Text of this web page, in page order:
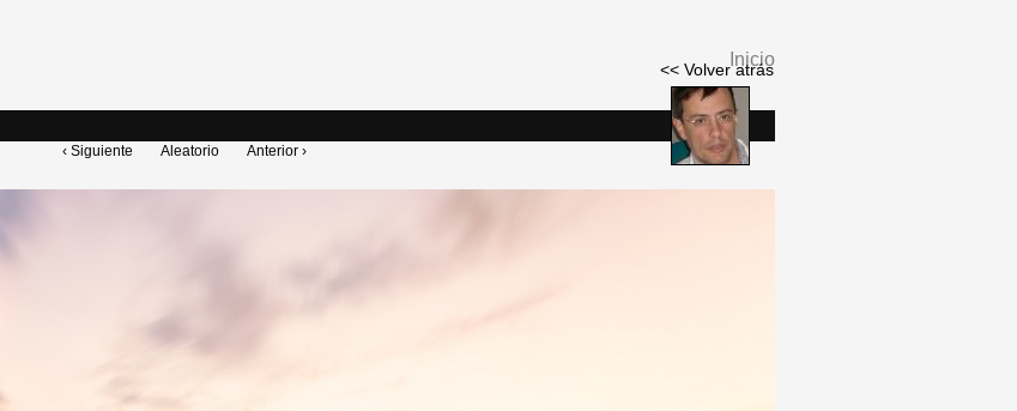
Se encuentra usted
aquí
Inicio
<< Volver atrás
‹ Siguiente
Aleatorio Anterior ›